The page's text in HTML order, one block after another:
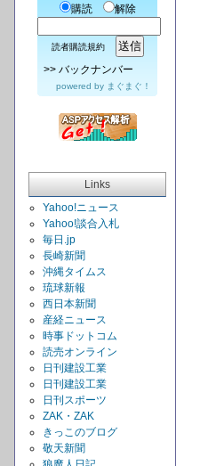
購読
解除
読者購読規約
>> バックナンバー
powered by まぐまぐ！
Links
Yahoo!ニュース
Yahoo!談合入札
毎日.jp
長崎新聞
沖縄タイムス
琉球新報
西日本新聞
産経ニュース
時事ドットコム
読売オンライン
日刊建設工業
日刊建設工業
日刊スポーツ
ZAK・ZAK
きっこのブログ
敬天新聞